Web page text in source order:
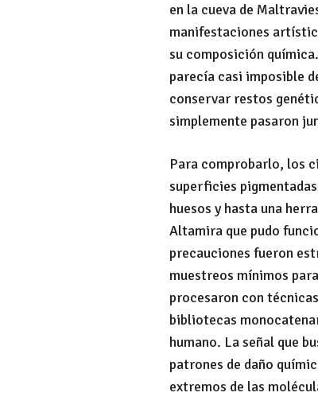
en la cueva de
manifestaciones
su composición
parecía casi imposible
conservar restos
simplemente pasaron
Para comprobarlo, los
superficies
huesos y hasta una
Altamira que pudo
precauciones fueron
muestreos mínimos
procesaron con
bibliotecas
humano. La señal que
patrones de daño
extremos de las